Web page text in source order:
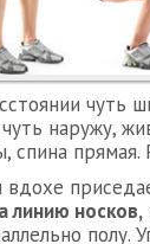
чуть
наружу,
спина
вдохе
линию носков,
полу.